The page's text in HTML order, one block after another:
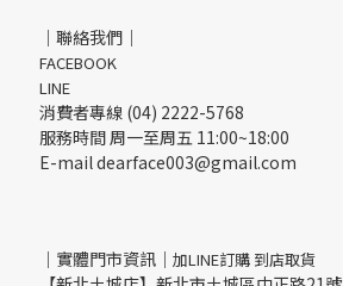
｜聯絡我們｜
FACEBOOK
LINE
消費者專線 (04) 2222-5768
服務時間 周一至周五 11:00~18:00
E-mail dearface003@gmail.com
｜實體門市資訊｜ 加LINE訂購 到店取貨